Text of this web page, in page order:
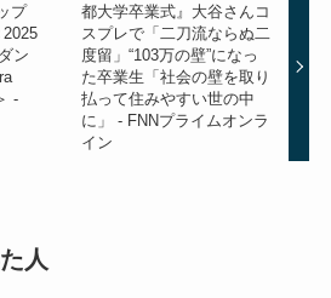
プ
2025
ン
-
都大学卒業式』大谷さんコ
スプレで「二刀流ならぬ二
度留」“103万の壁”になっ
た卒業生「社会の壁を取り
払って住みやすい世の中
に」 - FNNプライムオンラ
イン
人